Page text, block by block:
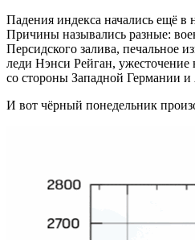
Падения индекса начались ещё в
Причины назывались разные:
Персидского залива, печальное
леди Нэнси Рейган, ужесточение
со стороны Западной Германии
И вот чёрный понедельник